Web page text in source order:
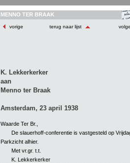
MENNO TER BRAAK
vorige terug naar lijst
K. Lekkerkerker
aan
Menno ter Braak
Amsterdam, 23 april 1938
Waarde Ter Br.,
De slauerhoff-conferentie is vastgesteld op
Parkzicht alhier.
Met vr.gr. t.t.
K. Lekkerkerker